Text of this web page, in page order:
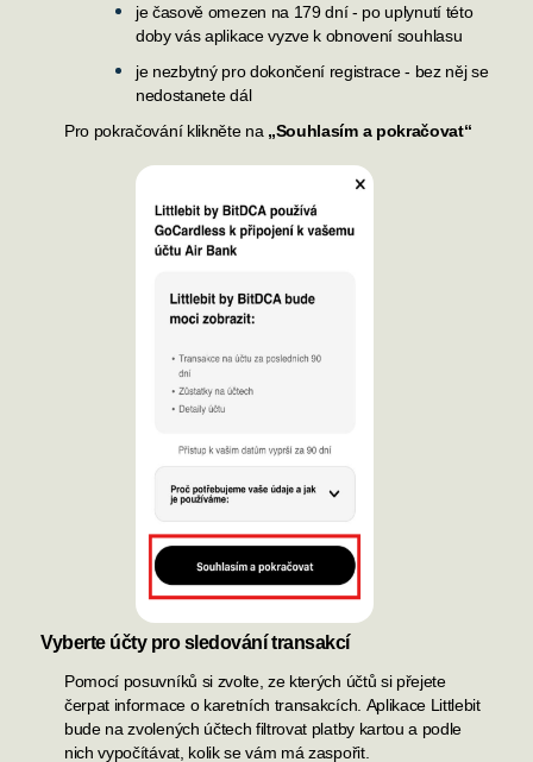
je časově omezen na 179 dní - po uplynutí této
doby vás aplikace vyzve k obnovení souhlasu
je nezbytný pro dokončení registrace - bez něj se
nedostanete dál
Pro pokračování klikněte na „Souhlasím a pokračovat“
Vyberte účty pro sledování transakcí
Pomocí posuvníků si zvolte, ze kterých účtů si přejete
čerpat informace o karetních transakcích. Aplikace Littlebit
bude na zvolených účtech filtrovat platby kartou a podle
nich vypočítávat, kolik se vám má zaspořit.